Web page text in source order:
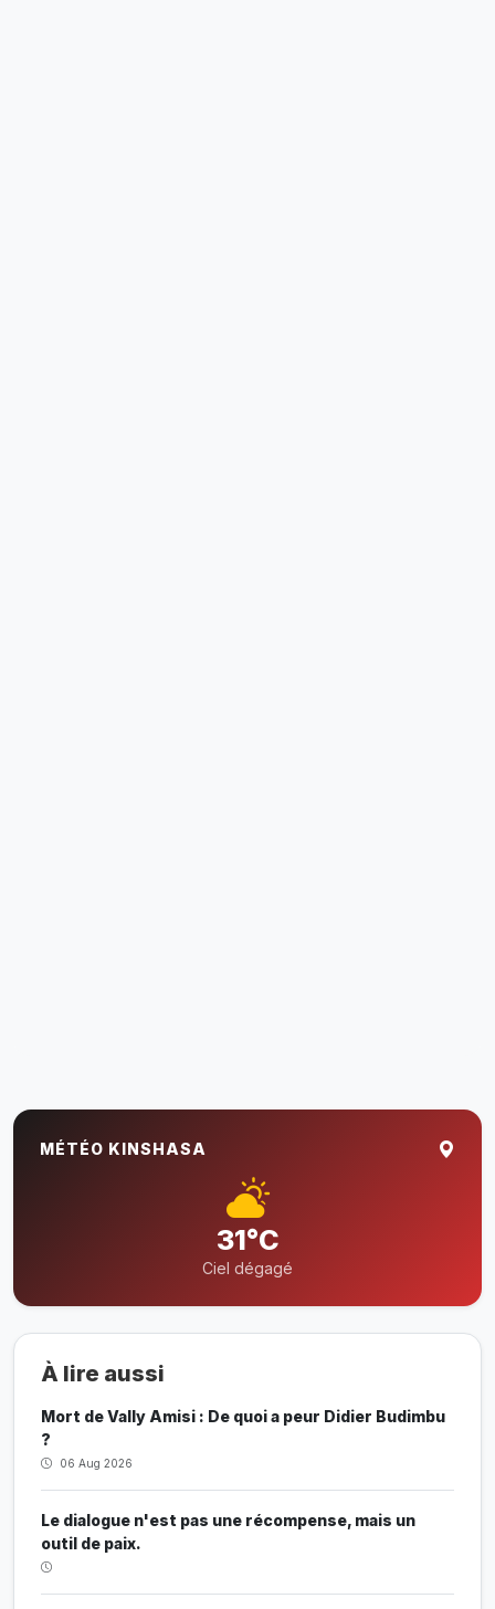
MÉTÉO KINSHASA
31°C
Ciel dégagé
À lire aussi
Mort de Vally Amisi : De quoi a peur Didier Budimbu
?
06 Aug 2026
Le dialogue n'est pas une récompense, mais un
outil de paix.